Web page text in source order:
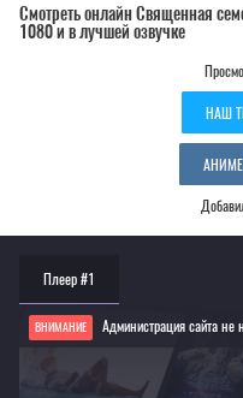
Смотреть онлайн Священная
1080 и в лучшей озвучке
НАШ
АНИМЕ
Плеер #1
ВНИМАНИЕ Администрация сайта не
Если видео не работает, обновите